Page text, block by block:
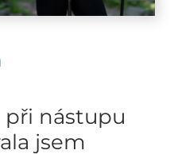
při nástupu
jsem